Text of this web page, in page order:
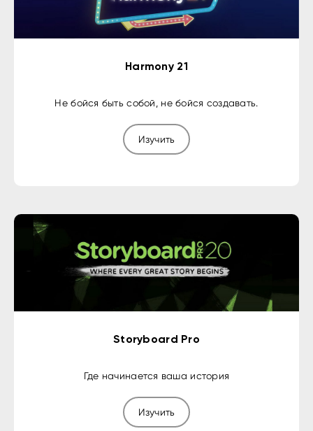
Harmony 21
Не бойся быть собой, не бойся создавать.
Изучить
Storyboard Pro
Где начинается ваша история
Изучить